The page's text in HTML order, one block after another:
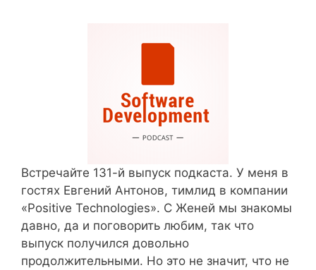
Встречайте 131-й выпуск подкаста. У меня в
гостях Евгений Антонов, тимлид в компании
«Positive Technologies». С Женей мы знакомы
давно, да и поговорить любим, так что
выпуск получился довольно
продолжительными. Но это не значит, что не